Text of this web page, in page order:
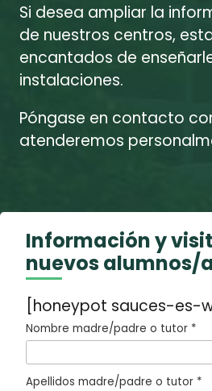
Si desea ampliar la
de nuestros centros,
encantados de
instalaciones.
Póngase en contacto
atenderemos
Información y
nuevos alumnos/
[honeypot sauces-es-
Nombre madre/padre o tutor *
Apellidos madre/padre o tutor *